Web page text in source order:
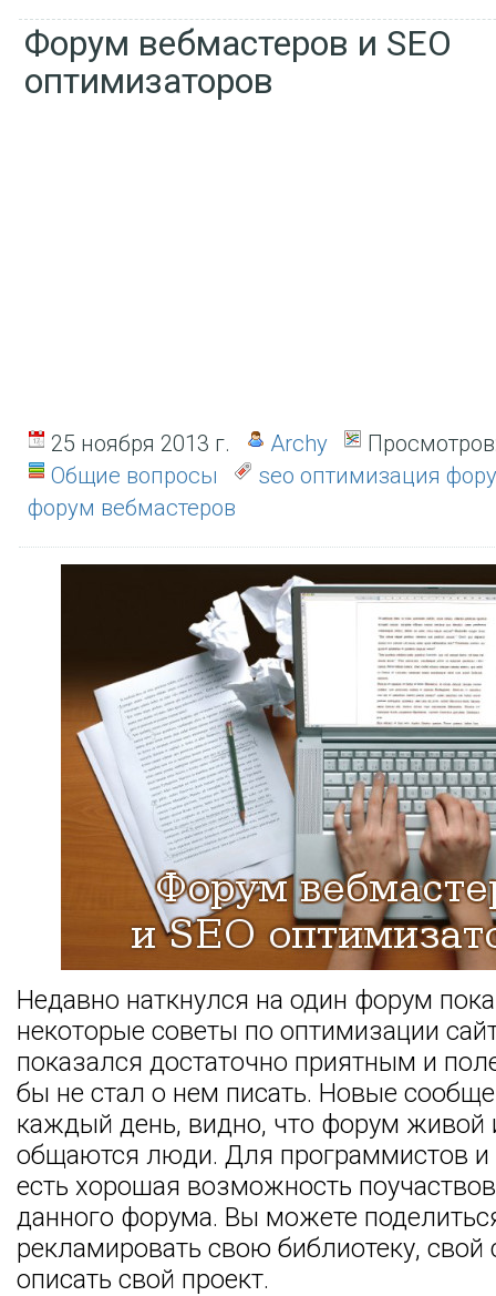
Форум вебмастеров и SEO
оптимизаторов
25 ноября 2013 г. Archy
Общие вопросы
seo оптимизация
форум вебмастеров
Недавно наткнулся на один форум
некоторые советы по оптимизации
показался достаточно приятным и
бы не стал о нем писать. Новые
каждый день, видно, что форум живой
общаются люди. Для программистов и
есть хорошая возможность
данного форума. Вы можете
рекламировать свою библиотеку, свой
описать свой проект.